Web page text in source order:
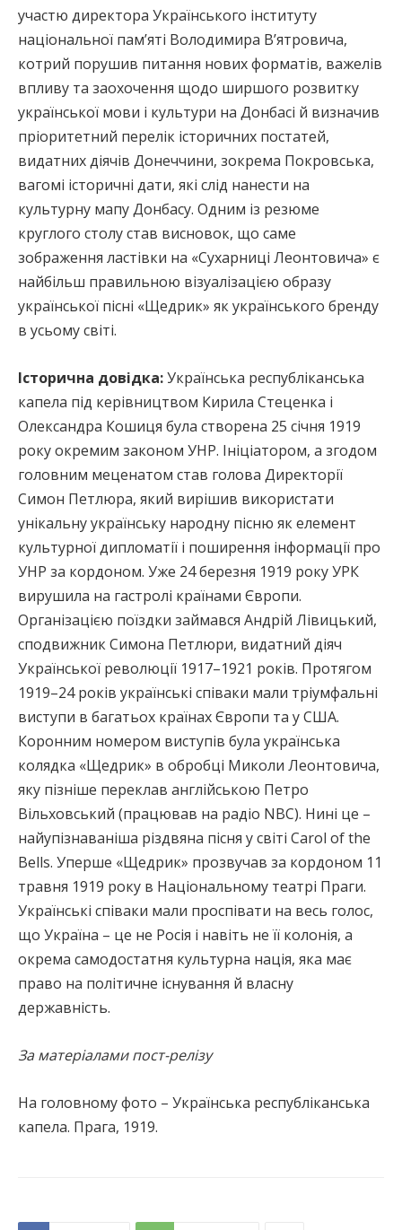
участю директора Українського інституту
національної пам’яті Володимира В’ятровича,
котрий порушив питання нових форматів, важелів
впливу та заохочення щодо ширшого розвитку
української мови і культури на Донбасі й визначив
пріоритетний перелік історичних постатей,
видатних діячів Донеччини, зокрема Покровська,
вагомі історичні дати, які слід нанести на
культурну мапу Донбасу. Одним із резюме
круглого столу став висновок, що саме
зображення ластівки на «Сухарниці Леонтовича» є
найбільш правильною візуалізацією образу
української пісні «Щедрик» як українського бренду
в усьому світі.
Історична довідка:Українська республіканська
капела під керівництвом Кирила Стеценка і
Олександра Кошиця була створена 25 січня 1919
року окремим законом УНР. Ініціатором, а згодом
головним меценатом став голова Директорії
Симон Петлюра, який вирішив використати
унікальну українську народну пісню як елемент
культурної дипломатії і поширення інформації про
УНР за кордоном. Уже 24 березня 1919 року УРК
вирушила на гастролі країнами Європи.
Організацією поїздки займався Андрій Лівицький,
сподвижник Симона Петлюри, видатний діяч
Української революції 1917–1921 років. Протягом
1919–24 років українські співаки мали тріумфальні
виступи в багатьох країнах Європи та у США.
Коронним номером виступів була українська
колядка «Щедрик» в обробці Миколи Леонтовича,
яку пізніше переклав англійською Петро
Вільховський (працював на радіо NBC). Нині це –
найупізнаваніша різдвяна пісня у світі Carol of the
Bells. Уперше «Щедрик» прозвучав за кордоном 11
травня 1919 року в Національному театрі Праги.
Українські співаки мали проспівати на весь голос,
що Україна – це не Росія і навіть не її колонія, а
окрема самодостатня культурна нація, яка має
право на політичне існування й власну
державність.
За матеріалами пост-релізу
На головному фото – Українська республіканська
капела. Прага, 1919.